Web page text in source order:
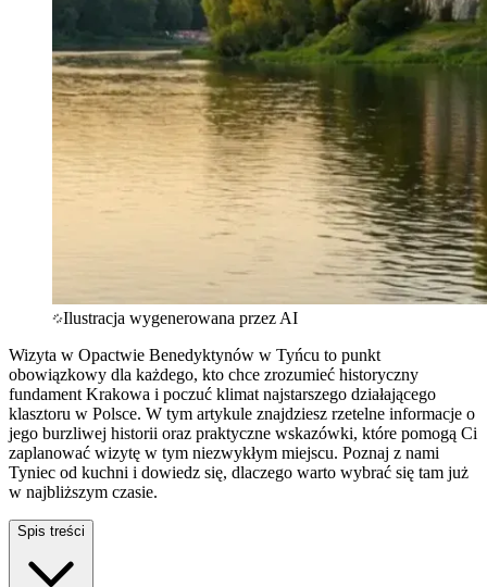
Ilustracja wygenerowana przez AI
Wizyta w Opactwie Benedyktynów w Tyńcu to punkt
obowiązkowy dla każdego, kto chce zrozumieć historyczny
fundament Krakowa i poczuć klimat najstarszego działającego
klasztoru w Polsce. W tym artykule znajdziesz rzetelne informacje o
jego burzliwej historii oraz praktyczne wskazówki, które pomogą Ci
zaplanować wizytę w tym niezwykłym miejscu. Poznaj z nami
Tyniec od kuchni i dowiedz się, dlaczego warto wybrać się tam już
w najbliższym czasie.
Spis treści